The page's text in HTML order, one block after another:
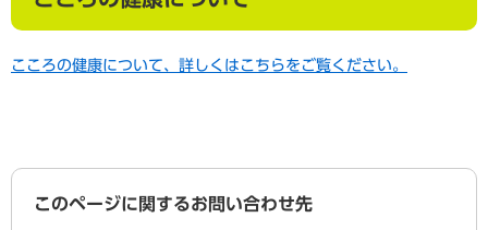
こころの健康について、詳しくはこちらをご覧ください。
このページに関するお問い合わせ先